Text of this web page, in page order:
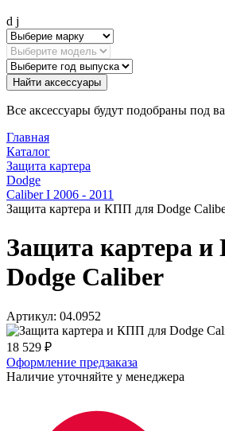
d j
Найти аксессуары
Все аксессуары будут подобраны под
Главная
Каталог
Защита картера
Dodge
Caliber I 2006 - 2011
Защита картера и КПП для Dodge
Защита картера
Dodge Caliber
Артикул: 04.0952
18 529 ₽
Оформление предзаказа
Наличие уточняйте у менеджера